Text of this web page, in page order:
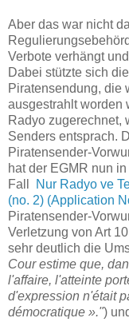
Aber das war nicht
Verbote verhängt
Dabei stützte sich
Piratensendung, die
ausgestrahlt worden
Radyo zugerechnet,
Senders entsprach.
Piratensender-
hat der EGMR nun
Fall
Nur Radyo ve
(no. 2) (Application
Piratensender-
Verletzung von Art
sehr deutlich die
Cour estime que,
l'affaire, l'atteinte
d'expression n'était
démocratique ».")